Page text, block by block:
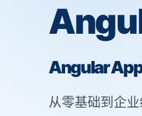
Angular
从零基础到企